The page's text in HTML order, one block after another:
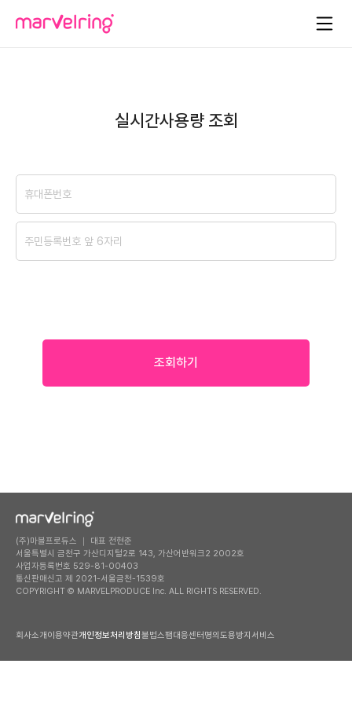
실시간사용량 조회
조회하기
(주)마블프로듀스 ｜ 대표 전현준
서울특별시 금천구 가산디지털2로 143, 가산어반워크2 2002호
사업자등록번호 529-81-00403
통신판매신고 제 2021-서울금천-1539호
COPYRIGHT © MARVELPRODUCE Inc. ALL RIGHTS RESERVED.
회사소개이용약관개인정보처리방침불법스팸대응센터명의도용방지서비스